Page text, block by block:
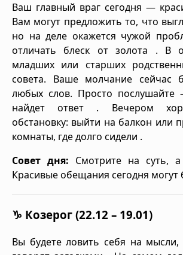
Ваш главный враг сегодня —
Вам могут предложить то, что
но на деле окажется чужой
отличать блеск от золота . В
младших или старших
совета. Ваше молчание сейчас
любых слов. Просто послушайте
найдет ответ . Вечером
обстановку: выйти на балкон или
комнаты, где долго сидели .
Совет дня: Смотрите на суть,
Красивые обещания сегодня могут
♑ Козерог (22.12 – 19.01)
Вы будете ловить себя на мысли,